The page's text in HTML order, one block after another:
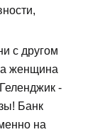
с другом
а женщина
-
Банк
на